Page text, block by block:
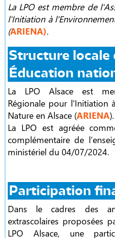
La LPOest membre de
l'Initiation à
(ARIENA).
Structure locale
Éducation
La LPO Alsace est
Régionale pour l'Initiation
Nature en Alsace (ARIENA).
La LPO est agréée
complémentaire de
ministériel du 04/07/2024.
Participation
Dans le cadres des
extrascolaires proposées
LPO Alsace, une